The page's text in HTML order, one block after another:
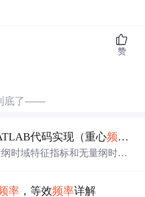
赞
了——
代码实现（重心频率
时域特征指标和无量纲时域
场景下，可以与时域指标以
率 ，等效频率详解